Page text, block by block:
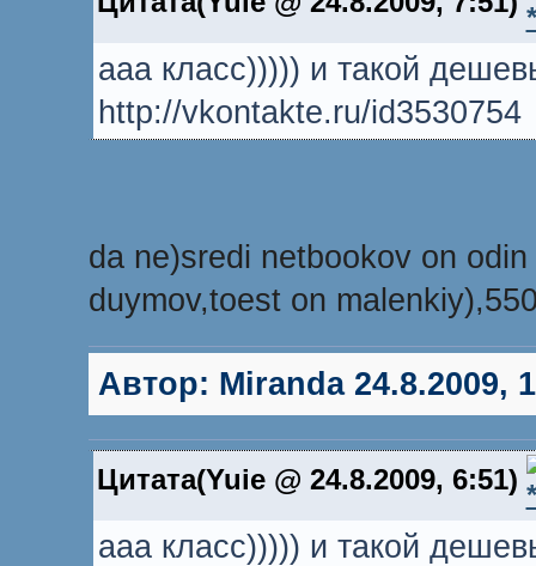
ааа класс))))) и такой
http://vkontakte.ru/id3530754
da ne)sredi netbookov on
duymov,toest on
Автор: Miranda24.8.2009,
Цитата(Yuie @ 24.8.2009, 6:51)
ааа класс))))) и такой